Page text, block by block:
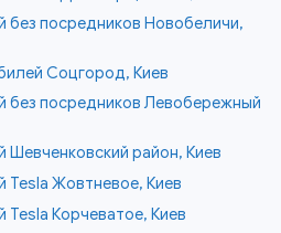
без посредников Новобеличи,
Соцгород, Киев
без посредников Левобережный
Шевченковский район, Киев
Tesla Жовтневое, Киев
Tesla Корчеватое, Киев